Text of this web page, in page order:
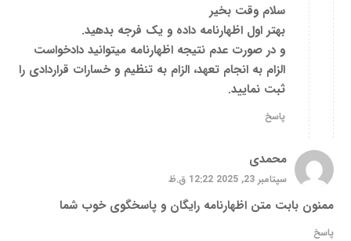
سلام وقت بخیر
بهتر اول اظهارنامه داده و یک فرجه بدهید.
و در صورت عدم نتیجه اظهارنامه میتوانید دادخواست
الزام به انجام تعهد، الزام به تنظیم و خسارات قراردادی را
ثبت نمایید.
پاسخ
محمدی
سپتامبر 23, 2025 12:22 ق.ظ
ممنون بابت متن اظهارنامه رایگان و پاسخگوی خوب شما
پاسخ